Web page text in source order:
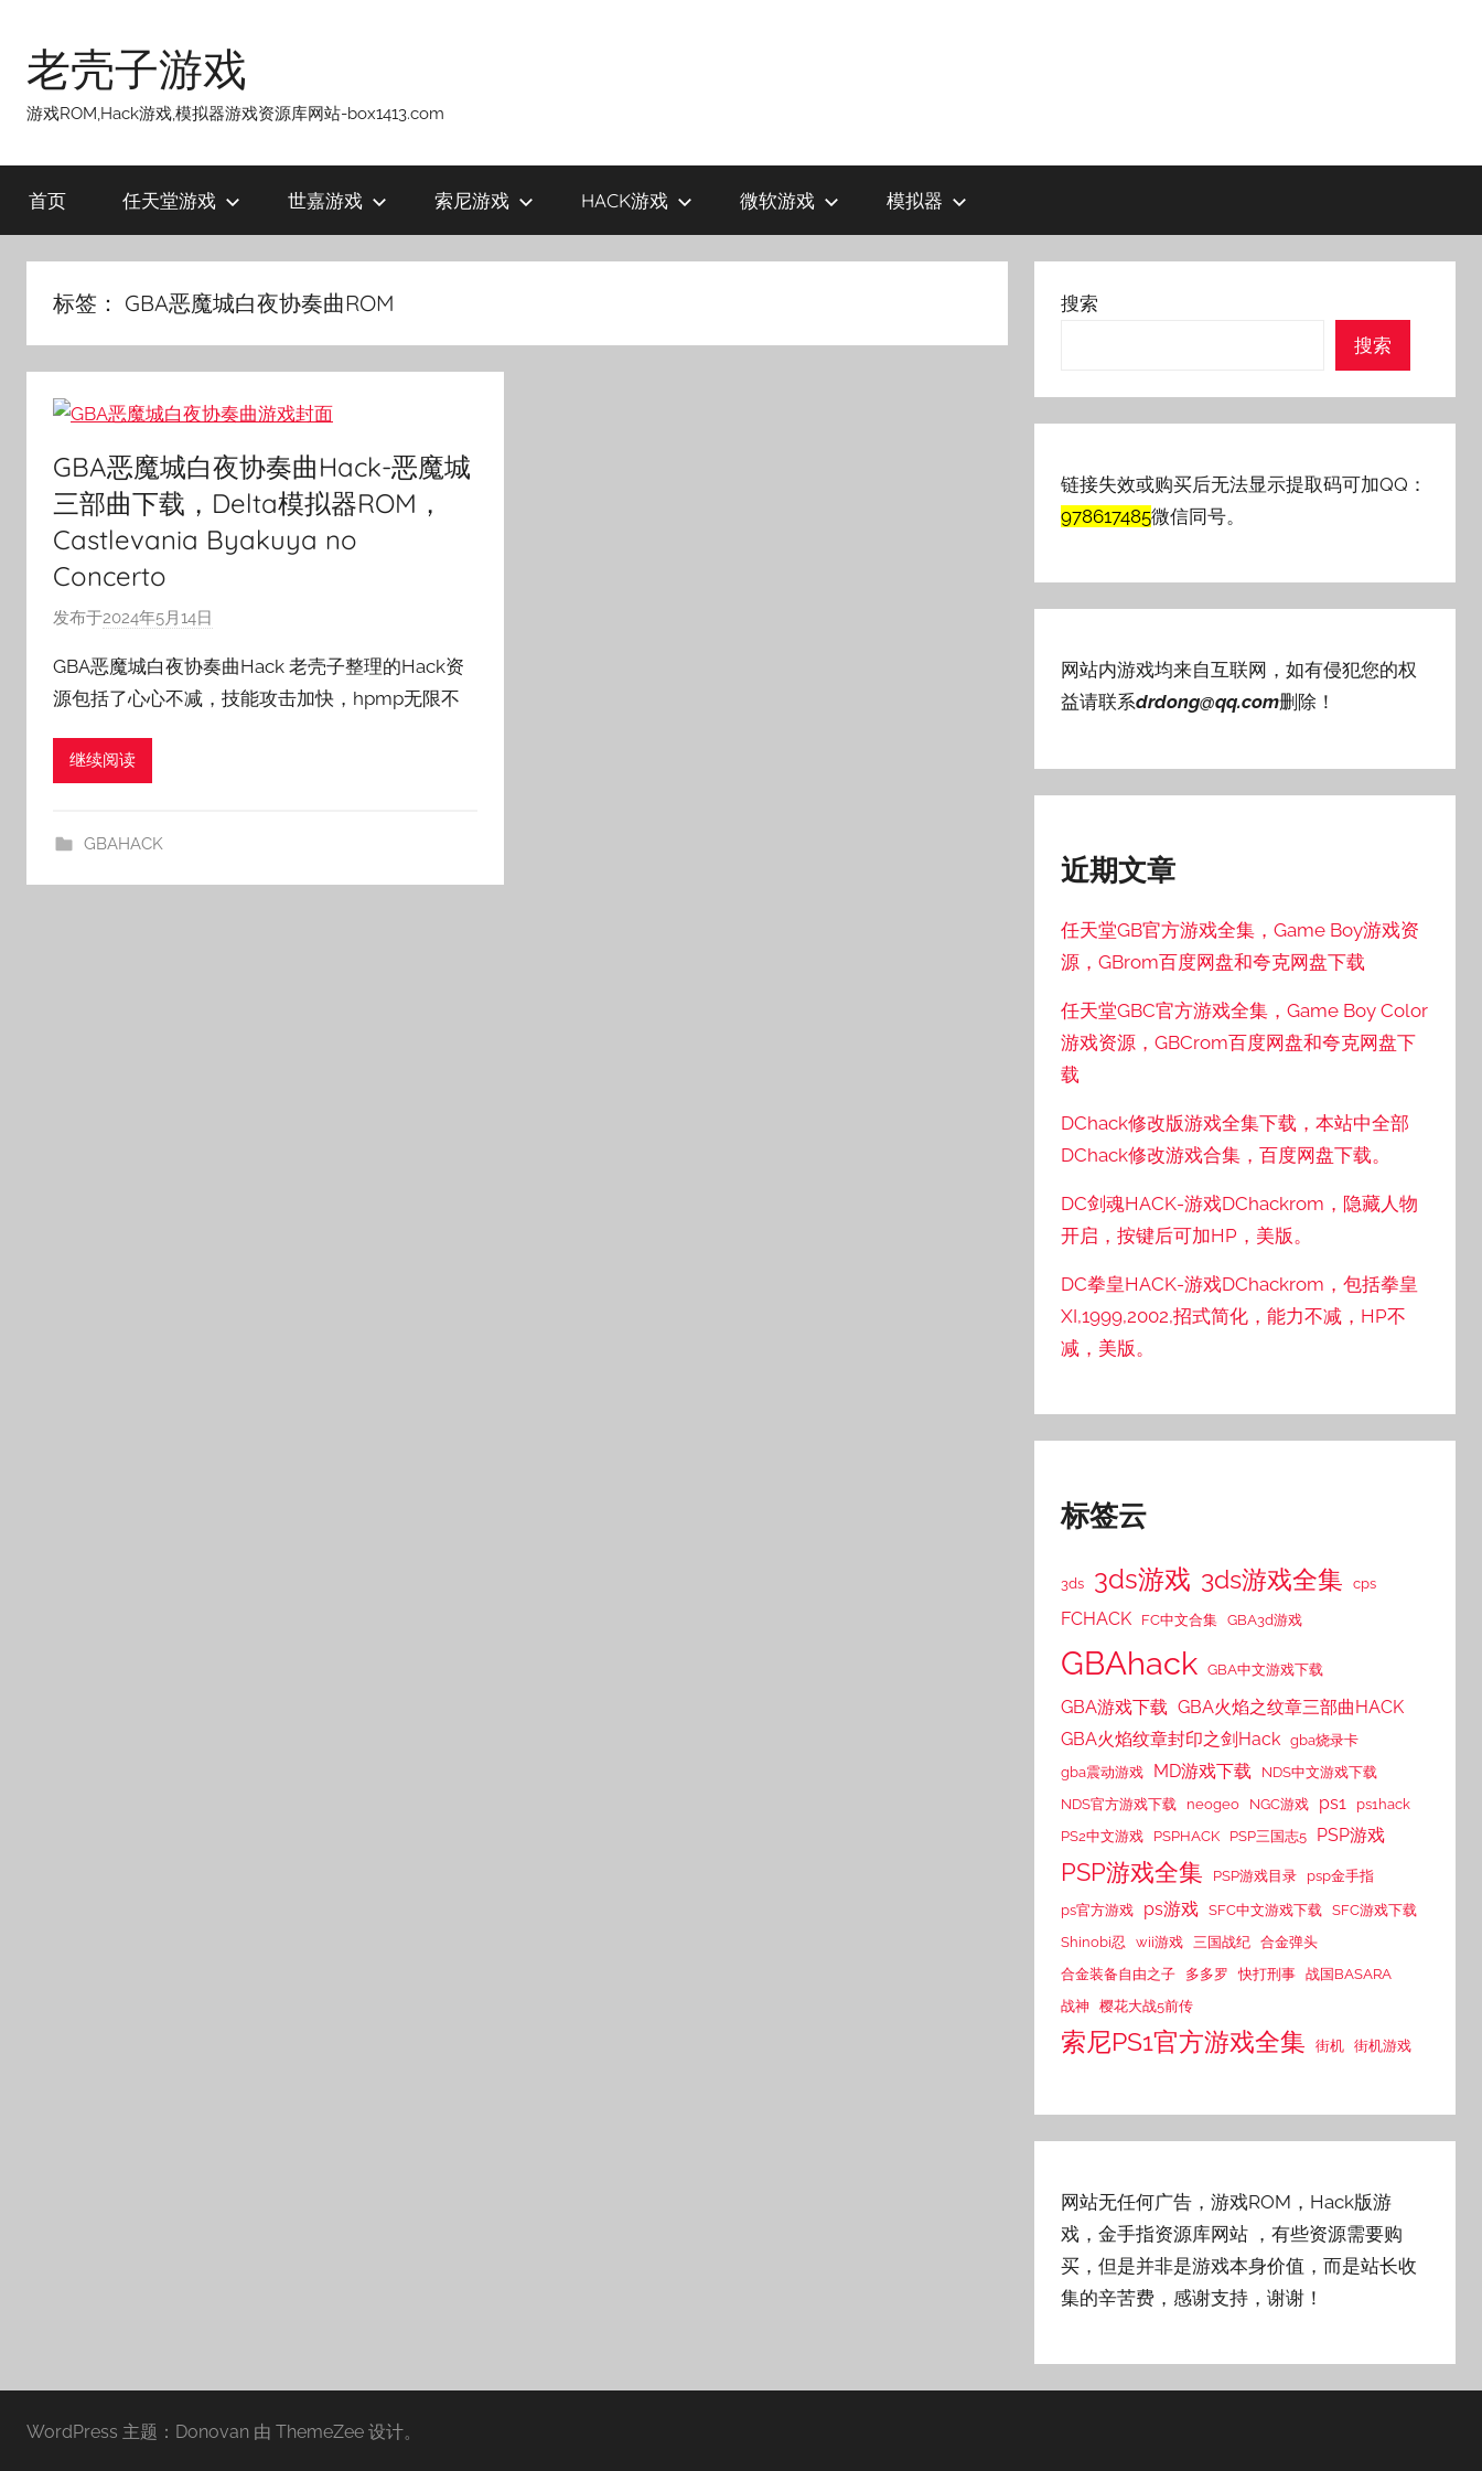
老壳子游戏
游戏ROM,Hack游戏,模拟器游戏资源库网站-box1413.com
首页 任天堂游戏 世嘉游戏 索尼游戏 HACK游戏 微软游戏 模拟器
标签： GBA恶魔城白夜协奏曲ROM
GBA恶魔城白夜协奏曲Hack-恶魔城
三部曲下载，Delta模拟器ROM，
Castlevania Byakuya no
Concerto
发布于2024年5月14日
:
老
GBA恶魔城白夜协奏曲Hack 老壳子整理的Hack资
源包括了心心不减，技能攻击加快，hpmp无限不
继续阅读
GBAHACK
搜索
搜索
链接失效或购买后无法显示提取码可加QQ：
978617485微信同号。
网站内游戏均来自互联网，如有侵犯您的权
益请联系drdong@qq.com删除！
近期文章
任天堂GB官方游戏全集，Game Boy游戏资
源，GBrom百度网盘和夸克网盘下载
任天堂GBC官方游戏全集，Game Boy Color
游戏资源，GBCrom百度网盘和夸克网盘下
载
DChack修改版游戏全集下载，本站中全部
DChack修改游戏合集，百度网盘下载。
DC剑魂HACK-游戏DChackrom，隐藏人物
开启，按键后可加HP，美版。
DC拳皇HACK-游戏DChackrom，包括拳皇
XI,1999,2002,招式简化，能力不减，HP不
减，美版。
标签云
3ds 3ds游戏 3ds游戏全集 cps
FCHACK FC中文合集 GBA3d游戏
GBAhack GBA中文游戏下载
GBA游戏下载 GBA火焰之纹章三部曲HACK
GBA火焰纹章封印之剑Hack gba烧录卡
gba震动游戏
MD游戏下载
NDS中文游戏下载
NDS官方游戏下载
neogeo NGC游戏 ps1
ps1hack
PS2中文游戏
PSPHACK PSP三国志5 PSP游戏
PSP游戏全集 PSP游戏目录
psp金手指
ps官方游戏
ps游戏 SFC中文游戏下载 SFC游戏下载
Shinobi忍
wii游戏 三国战纪 合金弹头
合金装备自由之子
多多罗 快打刑事 战国BASARA
战神
樱花大战5前传
索尼PS1官方游戏全集 街机 街机游戏
网站无任何广告，游戏ROM，Hack版游
戏，金手指资源库网站 ，有些资源需要购
买，但是并非是游戏本身价值，而是站长收
集的辛苦费，感谢支持，谢谢！
WordPress 主题：Donovan 由 ThemeZee 设计。